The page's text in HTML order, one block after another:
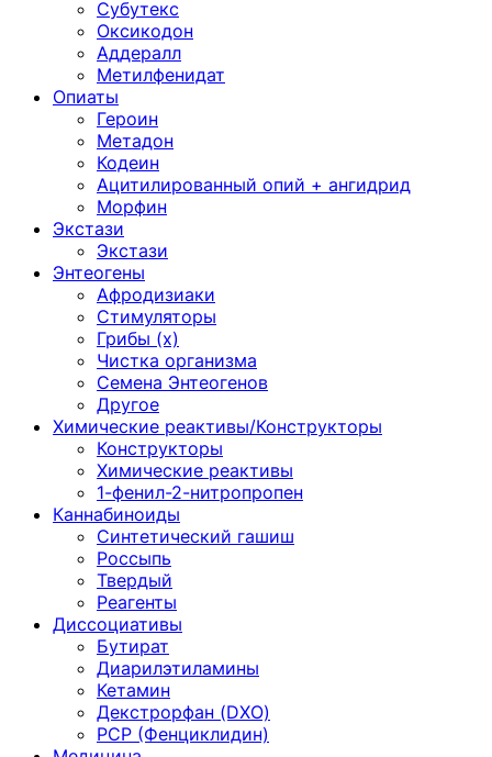
Субутекс
Оксикодон
Аддералл
Метилфенидат
Опиаты
Героин
Метадон
Кодеин
Ацитилированный опий + ангидрид
Морфин
Экстази
Экстази
Энтеогены
Афродизиаки
Стимуляторы
Грибы (х)
Чистка организма
Семена Энтеогенов
Другое
Химические реактивы/Конструкторы
Конструкторы
Химические реактивы
1-фенил-2-нитропропен
Каннабиноиды
Синтетический гашиш
Россыпь
Твердый
Реагенты
Диссоциативы
Бутират
Диарилэтиламины
Кетамин
Декстрорфан (DXO)
PCP (Фенциклидин)